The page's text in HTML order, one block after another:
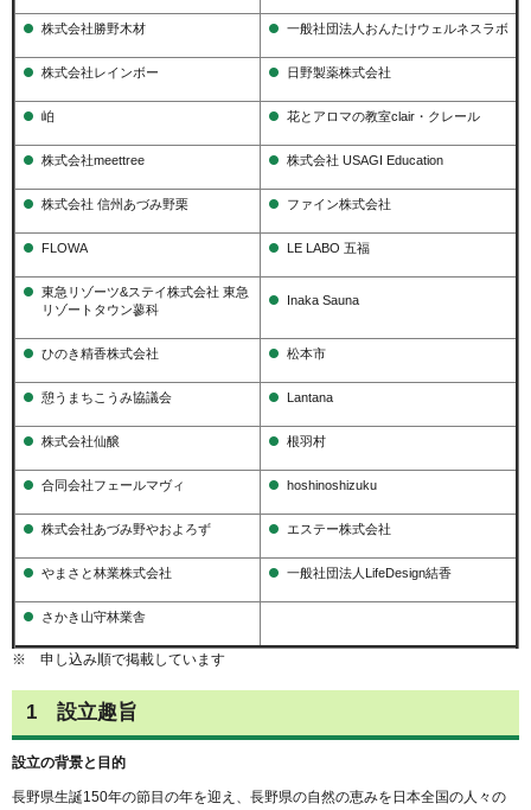
株式会社勝野木材 一般社団法人おんたけウェルネスラボ
株式会社レインボー 日野製薬株式会社
岶 花とアロマの教室clair・クレール
株式会社meettree 株式会社 USAGI Education
株式会社 信州あづみ野栗 ファイン株式会社
FLOWA LE LABO 五福
東急リゾーツ&ステイ株式会社 東急
リゾートタウン蓼科
Inaka Sauna
ひのき精香株式会社 松本市
憩うまちこうみ協議会 Lantana
株式会社仙醸 根羽村
合同会社フェールマヴィ hoshinoshizuku
株式会社あづみ野やおよろず エステー株式会社
やまさと林業株式会社 一般社団法人LifeDesign結香
さかき山守林業舎
※ 申し込み順で掲載しています
1 設立趣旨
設⽴の背景と⽬的
⻑野県⽣誕150年の節⽬の年を迎え、⻑野県の⾃然の恵みを⽇本全国の⼈々の